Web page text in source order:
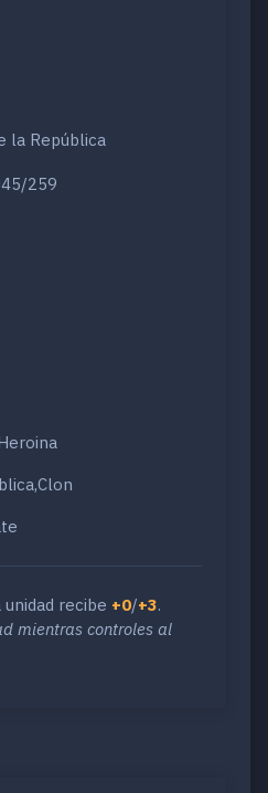
la República
259
recibe +0/+3.
mientras controles al